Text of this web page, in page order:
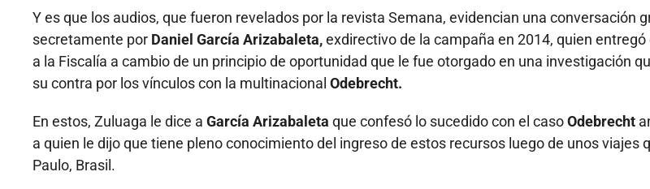
Y es que los audios, que fueron revelados por la revista Semana, evidencian una conversación
secretamente por Daniel García Arizabaleta,exdirectivo de la campaña en 2014, quien
a la Fiscalía a cambio de un principio de oportunidad que le fue otorgado en una investigación
su contra por los vínculos con la multinacional Odebrecht.
En estos, Zuluaga le dice a García Arizabaleta que confesó lo sucedido con el casoOdebrecht
a quien le dijo que tiene pleno conocimiento del ingreso de estos recursos luego de unos viajes
Paulo, Brasil.